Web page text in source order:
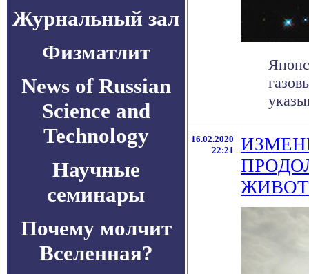
Журнальный зал
Физматлит
News of Russian
Science and
Technology
Научные
семинары
Почему молчит
Вселенная?
16.02.2020
22:21